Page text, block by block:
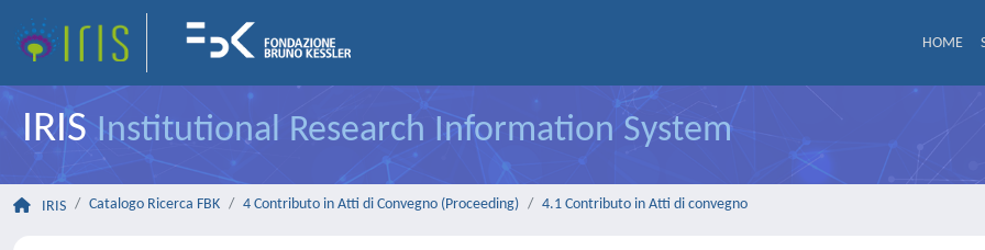
HOME
IRISInstitutional Research Information System
IRIS Catalogo Ricerca FBK 4 Contributo in Atti di Convegno (Proceeding) 4.1 Contributo in Atti di convegno